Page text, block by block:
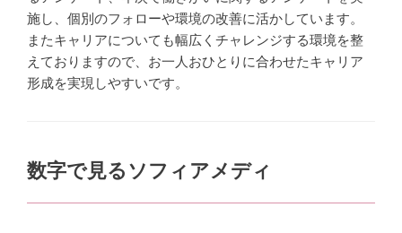
施し、個別のフォローや環境の改善に活かしています。
またキャリアについても幅広くチャレンジする環境を整
えておりますので、お一人おひとりに合わせたキャリア
形成を実現しやすいです。
数字で見るソフィアメディ